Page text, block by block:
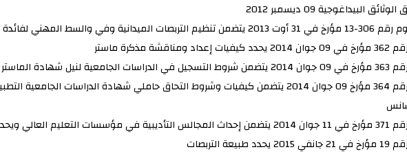
البيداغوجية 09 ديسمبر 2012
تنظيم التربصات الميدانية وفي والسط المهني لفائدة الطلبة
ومناقشة مذكرة ماستر
الجامعية لنيل شهادة الماستر
قرار رقم 364 مؤرخ 09 جوان 2014 يتضمن كيفيات وشروط التحاق حاملي شهادة الدراسات
التعليم العالي ويحدد تشكيلها وسيرها
يحدد طبيعة التربصات